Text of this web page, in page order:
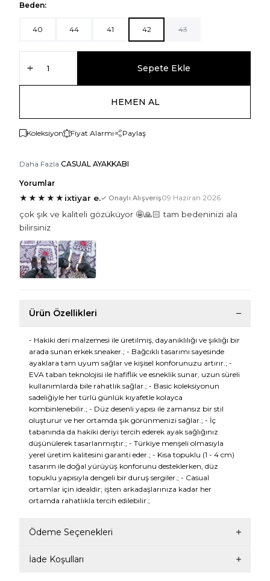
Beden:
40 44 41 42 43
Sepete Ekle
HEMEN AL
Koleksiyon Fiyat Alarmı Paylaş
Daha Fazla CASUAL AYAKKABI
Yorumlar
★ ★ ★ ★ ★ ixtiyar e.✓ Onaylı Alışveriş09 Haziran 2026
çok şık ve kaliteli gözüküyor 🤩🙏🏻 tam bedeninizi ala
bilirsiniz
Ürün Özellikleri
- Hakiki deri malzemesi ile üretilmiş, dayanıklılığı ve şıklığı bir
arada sunan erkek sneaker.; - Bağcıklı tasarımı sayesinde
ayaklara tam uyum sağlar ve kişisel konforunuzu artırır.; -
EVA taban teknolojisi ile hafiflik ve esneklik sunar, uzun süreli
kullanımlarda bile rahatlık sağlar.; - Basic koleksiyonun
sadeliğiyle her türlü günlük kıyafetle kolayca
kombinlenebilir.; - Düz desenli yapısı ile zamansız bir stil
oluşturur ve her ortamda şık görünmenizi sağlar.; - İç
tabanında da hakiki deriyi tercih ederek ayak sağlığınız
düşünülerek tasarlanmıştır.; - Türkiye menşeli olmasıyla
yerel üretim kalitesini garanti eder.; - Kısa topuklu (1 - 4 cm)
tasarım ile doğal yürüyüş konforunu desteklerken, düz
topuklu yapısıyla dengeli bir duruş sergiler.; - Casual
ortamlar için idealdir; işten arkadaşlarınıza kadar her
ortamda rahatlıkla tercih edilebilir.;
Ödeme Seçenekleri
İade Koşulları